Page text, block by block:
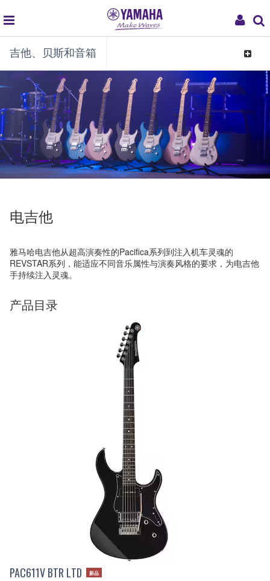
My
global
navigation
吉他、贝斯和音箱
Toggle
电吉他
雅马哈电吉他从超高演奏性的Pacifica系列到注入机车灵魂的
REVSTAR系列，能适应不同音乐属性与演奏风格的要求，为电吉他
手持续注入灵魂。
产品目录
PAC611V BTR LTD 新品